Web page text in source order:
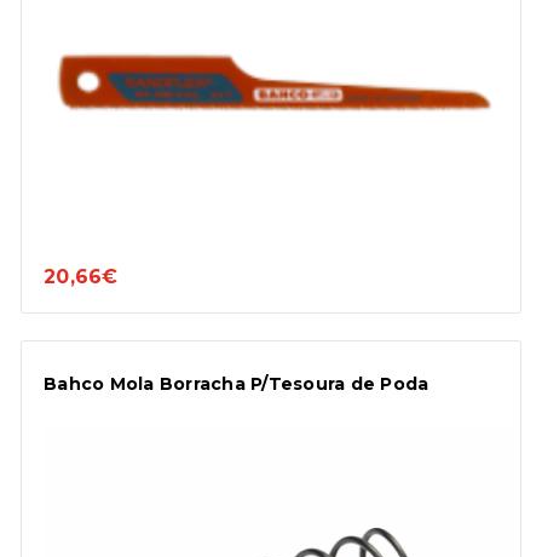
20,66€
Bahco Mola Borracha P/Tesoura de Poda